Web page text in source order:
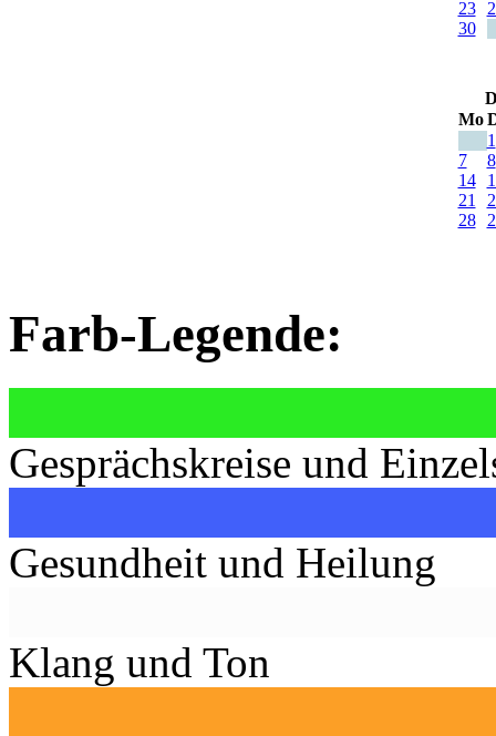
23
30
Mo
1
7
8
14
21
28
Farb-Legende:
Gesprächskreise und
Gesundheit und Heilung
Klang und Ton